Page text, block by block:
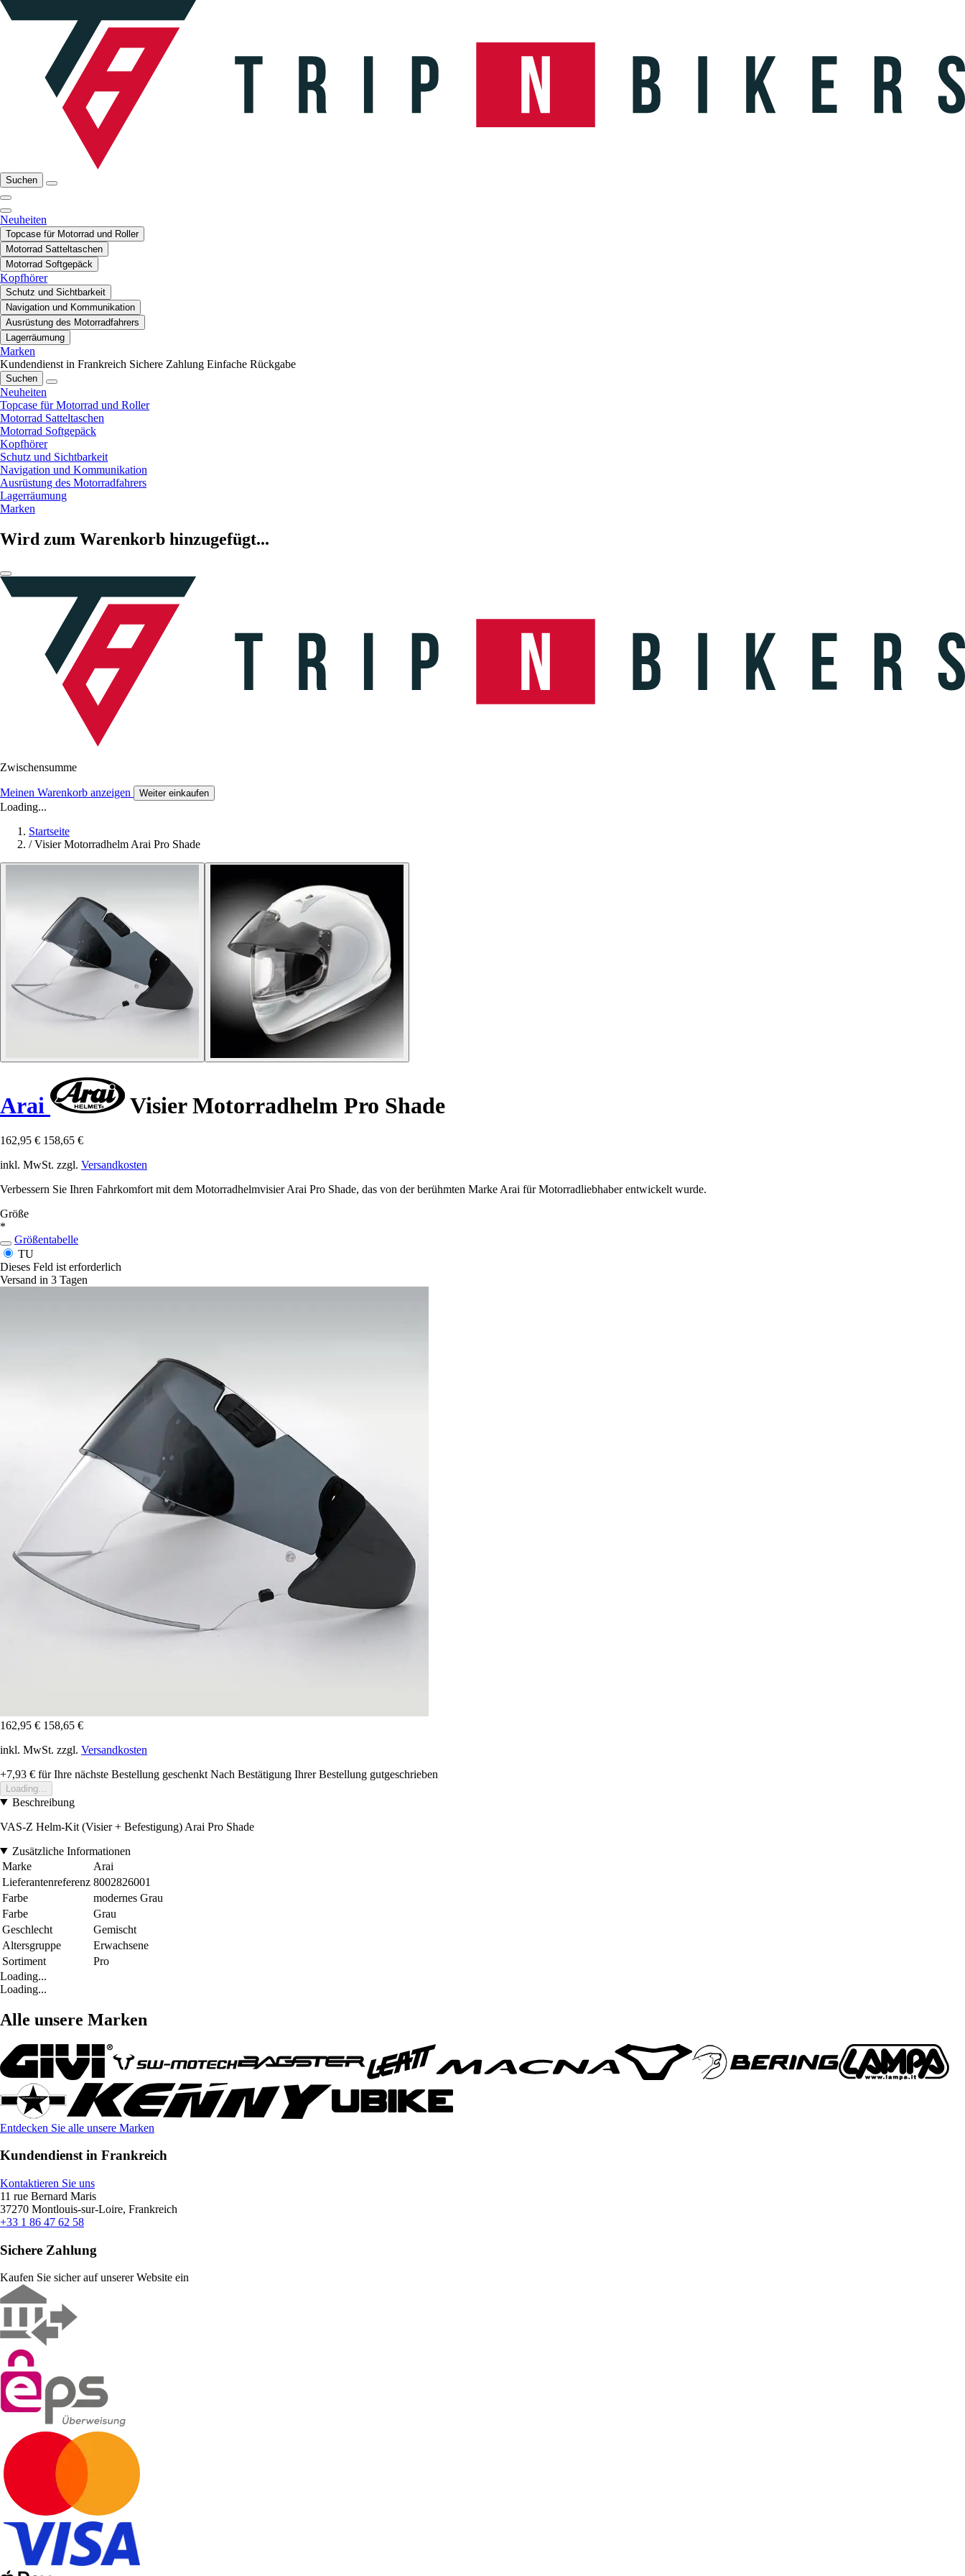
Suchen
Neuheiten
Topcase für Motorrad und Roller
Motorrad Satteltaschen
Motorrad Softgepäck
Kopfhörer
Schutz und Sichtbarkeit
Navigation und Kommunikation
Ausrüstung des Motorradfahrers
Lagerräumung
Marken
Kundendienst in Frankreich Sichere Zahlung Einfache Rückgabe
Suchen
Neuheiten
Topcase für Motorrad und Roller
Motorrad Satteltaschen
Motorrad Softgepäck
Kopfhörer
Schutz und Sichtbarkeit
Navigation und Kommunikation
Ausrüstung des Motorradfahrers
Lagerräumung
Marken
Wird zum Warenkorb hinzugefügt...
Zwischensumme
Meinen Warenkorb anzeigen Weiter einkaufen
Loading...
Startseite
/ Visier Motorradhelm Arai Pro Shade
Arai Visier Motorradhelm Pro Shade
162,95 € 158,65 €
inkl. MwSt. zzgl. Versandkosten
Verbessern Sie Ihren Fahrkomfort mit dem Motorradhelmvisier Arai Pro Shade, das von der berühmten Marke Arai für Motorradliebhaber entwickelt wurde.
Größe
*
Größentabelle
TU
Dieses Feld ist erforderlich
Versand in 3 Tagen
162,95 € 158,65 €
inkl. MwSt. zzgl. Versandkosten
+7,93 € für Ihre nächste Bestellung geschenkt Nach Bestätigung Ihrer Bestellung gutgeschrieben
Loading...
Beschreibung
VAS-Z Helm-Kit (Visier + Befestigung) Arai Pro Shade
Zusätzliche Informationen
Marke
Arai
Lieferantenreferenz 8002826001
Farbe
modernes Grau
Farbe
Grau
Geschlecht
Gemischt
Altersgruppe
Erwachsene
Sortiment
Pro
Loading...
Loading...
Alle unsere Marken
Entdecken Sie alle unsere Marken
Kundendienst in Frankreich
Kontaktieren Sie uns
11 rue Bernard Maris
37270 Montlouis-sur-Loire, Frankreich
+33 1 86 47 62 58
Sichere Zahlung
Kaufen Sie sicher auf unserer Website ein